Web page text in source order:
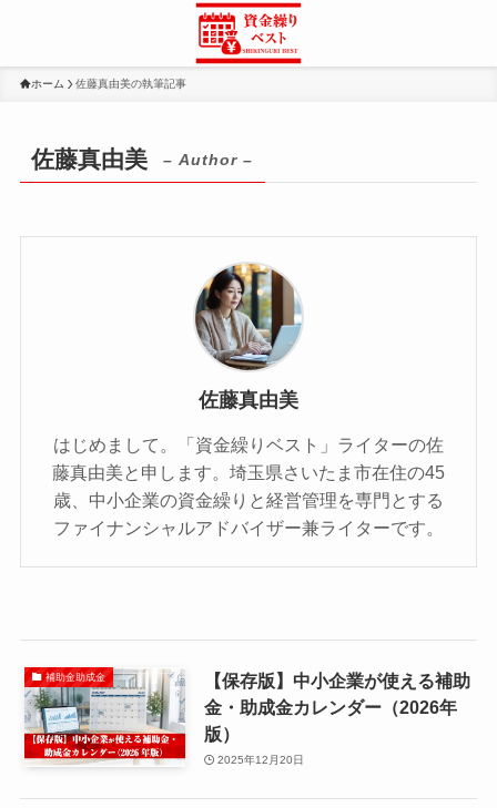
ホーム 佐藤真由美の執筆記事
佐藤真由美 – Author –
佐藤真由美
はじめまして。「資金繰りベスト」ライターの佐
藤真由美と申します。埼玉県さいたま市在住の45
歳、中小企業の資金繰りと経営管理を専門とする
ファイナンシャルアドバイザー兼ライターです。
補助金助成金
【保存版】中小企業が使える補助
金・助成金カレンダー（2026年
版）
2025年12月20日